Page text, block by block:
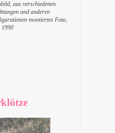
aus verschiedenen
und anderen
montiertes Foto,